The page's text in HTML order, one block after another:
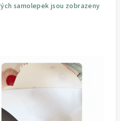
samolepek jsou zobrazeny